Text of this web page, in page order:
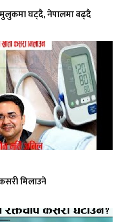
मुलुकमा घट्दै, नेपालमा बढ्दै
मिलाउने